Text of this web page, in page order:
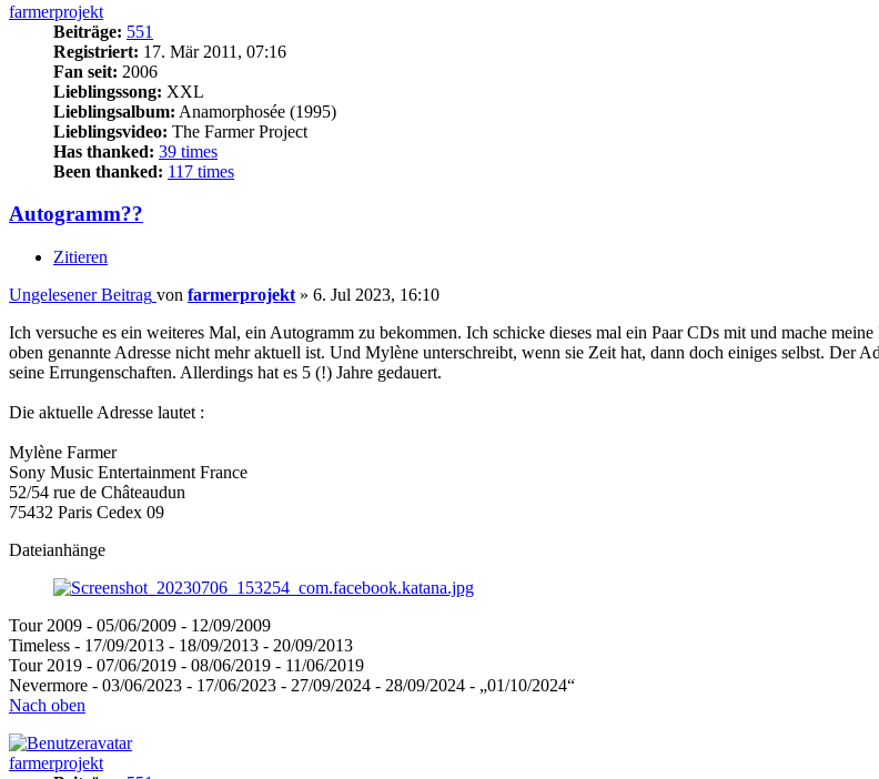
farmerprojekt
Beiträge: 551
Registriert: 17. Mär 2011, 07:16
Fan seit: 2006
Lieblingssong: XXL
Lieblingsalbum: Anamorphosée (1995)
Lieblingsvideo: The Farmer Project
Has thanked: 39 times
Been thanked: 117 times
Autogramm??
Zitieren
Ungelesener Beitrag von farmerprojekt » 6. Jul 2023, 16:10
Ich versuche es ein weiteres Mal, ein Autogramm zu bekommen. Ich schicke dieses mal ein Paar CDs mit und mache
oben genannte Adresse nicht mehr aktuell ist. Und Mylène unterschreibt, wenn sie Zeit hat, dann doch einiges selbst.
seine Errungenschaften. Allerdings hat es 5 (!) Jahre gedauert.
Die aktuelle Adresse lautet :
Mylène Farmer
Sony Music Entertainment France
52/54 rue de Châteaudun
75432 Paris Cedex 09
Dateianhänge
Tour 2009 - 05/06/2009 - 12/09/2009
Timeless - 17/09/2013 - 18/09/2013 - 20/09/2013
Tour 2019 - 07/06/2019 - 08/06/2019 - 11/06/2019
Nevermore - 03/06/2023 - 17/06/2023 - 27/09/2024 - 28/09/2024 - „01/10/2024“
Nach oben
farmerprojekt